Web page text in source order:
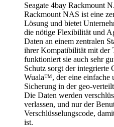
Seagate 4bay Rackmount
Rackmount NAS ist eine
Lösung und bietet
die nötige Flexibilität und
Daten an einem zentralen
ihrer Kompatibilität mit der
funktioniert sie auch sehr
Schutz sorgt der integrierte
Wuala™, der eine einfache
Sicherung in der geo-
Die Daten werden
verlassen, und nur der
Verschlüsselungscode,
ist.